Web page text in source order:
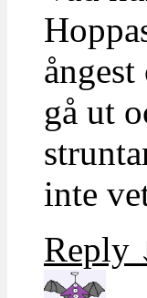
gå ut
inte
Reply